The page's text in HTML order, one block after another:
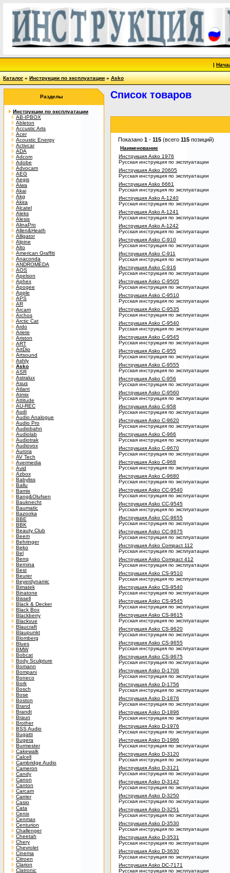
|
Каталог»Инструкции по эксплуатации»Asko
Разделы
Инструкции по эксплуатации
AB-IPBOX
Ableton
Accustic Arts
Acer
Acoustic Energy
Activcar
ADA
Adcom
Adobe
Advocam
AEG
Aegis
Aiwa
Akai
Akg
Akira
Alcatel
Aleks
Alesis
AlinaPro
Allen&Heath
Alligator
Alpine
Alto
American Graffiti
Anaconda
ANDROMEDA
AOS
Apelson
Aphex
Apogee
Apple
APS
AR
Arcam
Archos
Arctic Cat
Ardo
Ariete
Ariston
ART
ArtDio
Artsound
Ashly
Asko
ASR
Astralux
Asus
Atlant
Atmix
Attitude
AU-REC
Audi
Audio Analogue
Audio Pro
Audiobahn
Audiolab
Audiotrak
Audiovox
Aurora
AV Tech
Avermedia
Avid
Azbox
Babyliss
Ballu
Bamix
Bang&Olufsen
Bauknecht
Baumatic
Bazooka
BBE
BBK
Beauty Club
Beem
Behringer
Beko
Bel
Benq
Bernina
Best
Beurer
Beyerdynamic
Bimatek
Binatone
Bissell
Black & Decker
Black Box
Blackberry
Blackvue
Blaucraft
Blaupunkt
Blomberg
Blues
BMW
Bobcat
Body Sculpture
Bomann
Bompani
Boneco
Bork
Bosch
Bose
Boston
Brand
Brandt
Braun
Brother
BSS Audio
Bugatti
Bugera
Burmester
Cakewalk
Calcell
Cambridge Audio
Cameron
Candy
Canon
Canton
Carcam
Carrier
Casio
Cata
Cenix
Cenmax
Centurion
Challenger
Cheetah
Chery
Chevrolet
Cinema
Citroen
Clarion
Clatronic
Список товаров
Показано 1 - 115 (всего 115 позиций)
Наименование
Инструкция Asko 1976
Русская инструкция по эксплуатации
Инструкция Asko 20605
Русская инструкция по эксплуатации
Инструкция Asko 6661
Русская инструкция по эксплуатации
Инструкция Asko A-1240
Русская инструкция по эксплуатации
Инструкция Asko A-1241
Русская инструкция по эксплуатации
Инструкция Asko A-1242
Русская инструкция по эксплуатации
Инструкция Asko C-910
Русская инструкция по эксплуатации
Инструкция Asko C-911
Русская инструкция по эксплуатации
Инструкция Asko C-916
Русская инструкция по эксплуатации
Инструкция Asko C-9505
Русская инструкция по эксплуатации
Инструкция Asko C-9510
Русская инструкция по эксплуатации
Инструкция Asko C-9535
Русская инструкция по эксплуатации
Инструкция Asko C-9540
Русская инструкция по эксплуатации
Инструкция Asko C-9545
Русская инструкция по эксплуатации
Инструкция Asko C-955
Русская инструкция по эксплуатации
Инструкция Asko C-9555
Русская инструкция по эксплуатации
Инструкция Asko C-956
Русская инструкция по эксплуатации
Инструкция Asko C-9560
Русская инструкция по эксплуатации
Инструкция Asko C-958
Русская инструкция по эксплуатации
Инструкция Asko C-9620
Русская инструкция по эксплуатации
Инструкция Asko C-966
Русская инструкция по эксплуатации
Инструкция Asko C-9670
Русская инструкция по эксплуатации
Инструкция Asko C-968
Русская инструкция по эксплуатации
Инструкция Asko C-9680
Русская инструкция по эксплуатации
Инструкция Asko CC-9540
Русская инструкция по эксплуатации
Инструкция Asko CC-9545
Русская инструкция по эксплуатации
Инструкция Asko CC-9655
Русская инструкция по эксплуатации
Инструкция Asko CC-9675
Русская инструкция по эксплуатации
Инструкция Asko Compact 112
Русская инструкция по эксплуатации
Инструкция Asko Compact 412
Русская инструкция по эксплуатации
Инструкция Asko CS-9510
Русская инструкция по эксплуатации
Инструкция Asko CS-9540
Русская инструкция по эксплуатации
Инструкция Asko CS-9545
Русская инструкция по эксплуатации
Инструкция Asko CS-9615
Русская инструкция по эксплуатации
Инструкция Asko CS-9620
Русская инструкция по эксплуатации
Инструкция Asko CS-9655
Русская инструкция по эксплуатации
Инструкция Asko CS-9675
Русская инструкция по эксплуатации
Инструкция Asko D-1706
Русская инструкция по эксплуатации
Инструкция Asko D-1756
Русская инструкция по эксплуатации
Инструкция Asko D-1876
Русская инструкция по эксплуатации
Инструкция Asko D-1896
Русская инструкция по эксплуатации
Инструкция Asko D-1976
Русская инструкция по эксплуатации
Инструкция Asko D-1986
Русская инструкция по эксплуатации
Инструкция Asko D-3120
Русская инструкция по эксплуатации
Инструкция Asko D-3121
Русская инструкция по эксплуатации
Инструкция Asko D-3142
Русская инструкция по эксплуатации
Инструкция Asko D-3250
Русская инструкция по эксплуатации
Инструкция Asko D-3251
Русская инструкция по эксплуатации
Инструкция Asko D-3530
Русская инструкция по эксплуатации
Инструкция Asko D-3531
Русская инструкция по эксплуатации
Инструкция Asko D-3630
Русская инструкция по эксплуатации
Инструкция Asko DС-7171
Русская инструкция по эксплуатации